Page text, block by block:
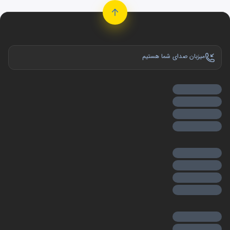
میزبان صدای شما هستیم